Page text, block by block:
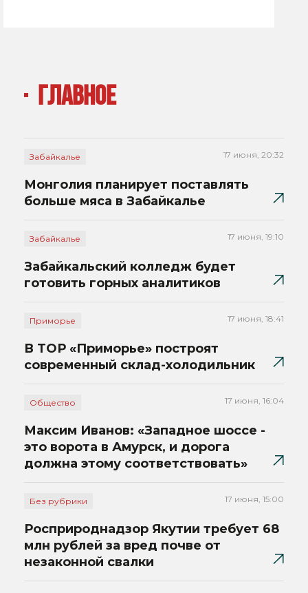
ГЛАВНОЕ
Забайкалье 17 июня, 20:32
Монголия планирует поставлять
больше мяса в Забайкалье
Забайкалье 17 июня, 19:10
Забайкальский колледж будет
готовить горных аналитиков
Приморье 17 июня, 18:41
В ТОР «Приморье» построят
современный склад-холодильник
Общество 17 июня, 16:04
Максим Иванов: «Западное шоссе -
это ворота в Амурск, и дорога
должна этому соответствовать»
Без рубрики 17 июня, 15:00
Росприроднадзор Якутии требует 68
млн рублей за вред почве от
незаконной свалки